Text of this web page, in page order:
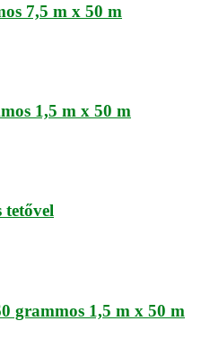
7,5 m x 50 m
1,5 m x 50 m
tetővel
grammos 1,5 m x 50 m